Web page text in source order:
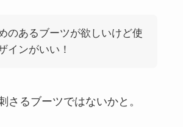
のあるブーツが欲しいけど使
インがいい！
さるブーツではないかと。